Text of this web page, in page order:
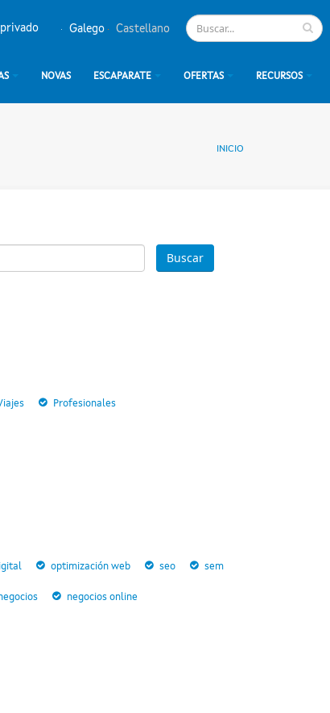
Galego Castellano
NOVAS ESCAPARATE OFERTAS RECURSOS
INICIO
Profesionales
optimización web seo sem
negocios online